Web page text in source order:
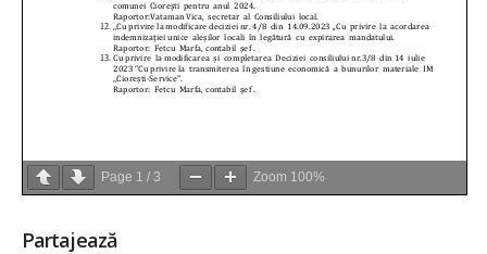
Page 1 / 3 Zoom 100%
Partajează